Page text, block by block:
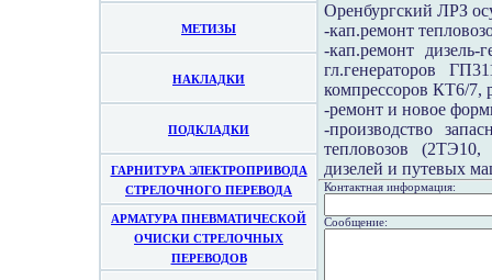
МЕТИЗЫ
НАКЛАДКИ
ПОДКЛАДКИ
ГАРНИТУРА ЭЛЕКТРОПРИВОДА
СТРЕЛОЧНОГО ПЕРЕВОДА
АРМАТУРА ПНЕВМАТИЧЕСКОЙ
ОЧИСКИ СТРЕЛОЧНЫХ
ПЕРЕВОДОВ
Оренбургский ЛРЗ
-кап.ремонт
-кап.ремонт
гл.генераторов
компрессоров КТ6/
-ремонт и новое
-производство
тепловозов
дизелей и путевых
Контактная информация:
Сообщение: